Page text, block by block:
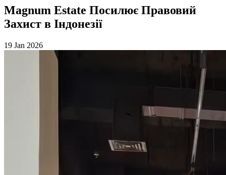
Magnum Estate Посилює Правовий
Захист в Індонезії
19 Jan 2026